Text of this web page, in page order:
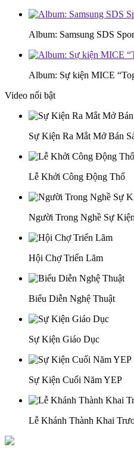
Album: Samsung SDS
Album: Sự kiện MICE
Video nổi bật
Sự Kiện Ra Mắt Mở Bán
Lễ Khởi Công Động Thổ
Người Trong Nghề Sự Kiện
Hội Chợ Triển Lãm
Biểu Diễn Nghệ Thuật
Sự Kiện Giáo Dục
Sự Kiện Cuối Năm YEP
Lễ Khánh Thành Khai